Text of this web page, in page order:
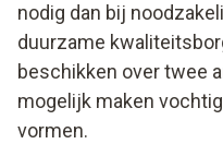
nodig dan bij
duurzame
beschikken over twee
mogelijk maken
vormen.